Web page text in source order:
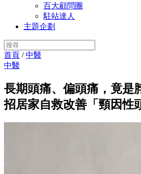
百大顧問團
駐站達人
主題企劃
首頁 /中醫
中醫
長期頭痛、偏頭痛，竟是
招居家自救改善「頸因性